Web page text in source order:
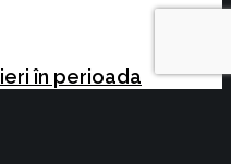
în perioada